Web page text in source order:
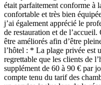
était parfaitement conforme à
confortable et très bien
j’ai également apprécié le
de restauration et de
être améliorés afin d’être
l’hôtel : * La plage privée est
regrettable que les clients de
supplément de 60 à 90 € par
compte tenu du tarif des